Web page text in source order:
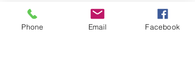
Phone Email Facebook